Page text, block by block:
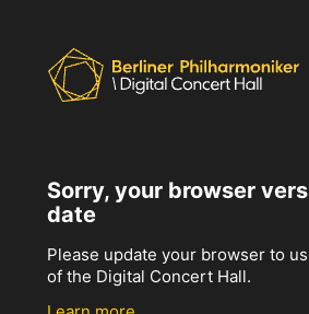
Sorry, your browser
date
Please update your browser to
of the Digital Concert Hall.